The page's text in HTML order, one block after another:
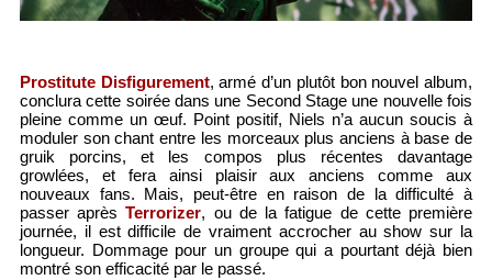
Prostitute Disfigurement, armé d’un plutôt bon nouvel album,
conclura cette soirée dans une Second Stage une nouvelle fois
pleine comme un œuf. Point positif, Niels n’a aucun soucis à
moduler son chant entre les morceaux plus anciens à base de
gruik porcins, et les compos plus récentes davantage
growlées, et fera ainsi plaisir aux anciens comme aux
nouveaux fans. Mais, peut-être en raison de la difficulté à
passer aprèsTerrorizer, ou de la fatigue de cette première
journée, il est difficile de vraiment accrocher au show sur la
longueur. Dommage pour un groupe qui a pourtant déjà bien
montré son efficacité par le passé.